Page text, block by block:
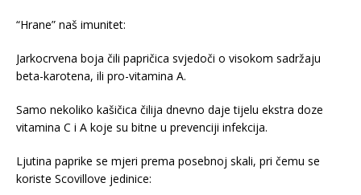
“Hrane” naš imunitet:
Jarkocrvena boja čili papričica svjedoči o visokom sadržaju
beta-karotena, ili pro-vitamina A.
Samo nekoliko kašičica čilija dnevno daje tijelu ekstra doze
vitamina C i A koje su bitne u prevenciji infekcija.
Ljutina paprike se mjeri prema posebnoj skali, pri čemu se
koriste Scovillove jedinice: